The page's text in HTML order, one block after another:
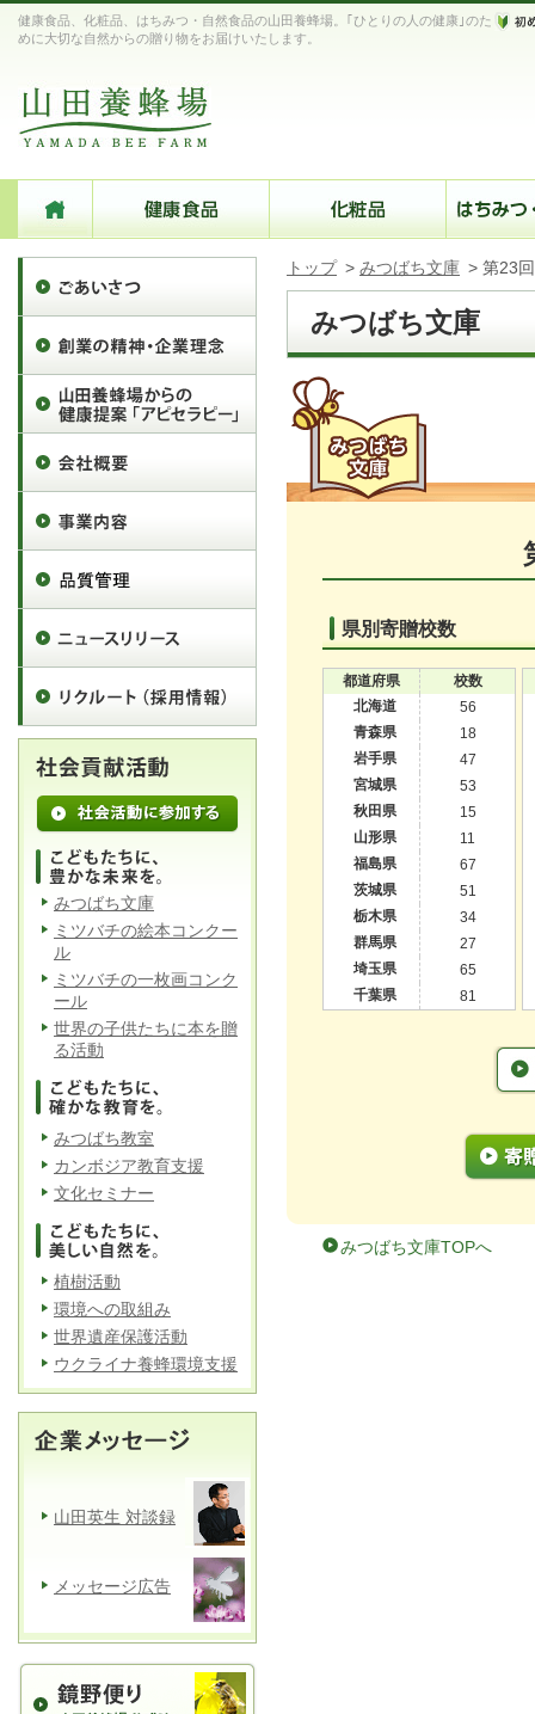
健康食品、化粧品、はちみつ・自然食品の山田養蜂場。｢ひとりの人の健康｣のた
めに大切な自然からの贈り物をお届けいたします。
トップ > みつばち文庫 > 第23
みつばち文庫
県別寄贈校数
都道府県
校数
北海道
56
青森県
18
岩手県
47
宮城県
53
秋田県
15
山形県
11
福島県
67
茨城県
51
栃木県
34
群馬県
27
埼玉県
65
千葉県
81
みつばち文庫TOPへ
みつばち文庫
ミツバチの絵本コンクー
ル
ミツバチの一枚画コンク
ール
世界の子供たちに本を贈
る活動
みつばち教室
カンボジア教育支援
文化セミナー
植樹活動
環境への取組み
世界遺産保護活動
ウクライナ養蜂環境支援
山田英生 対談録
メッセージ広告